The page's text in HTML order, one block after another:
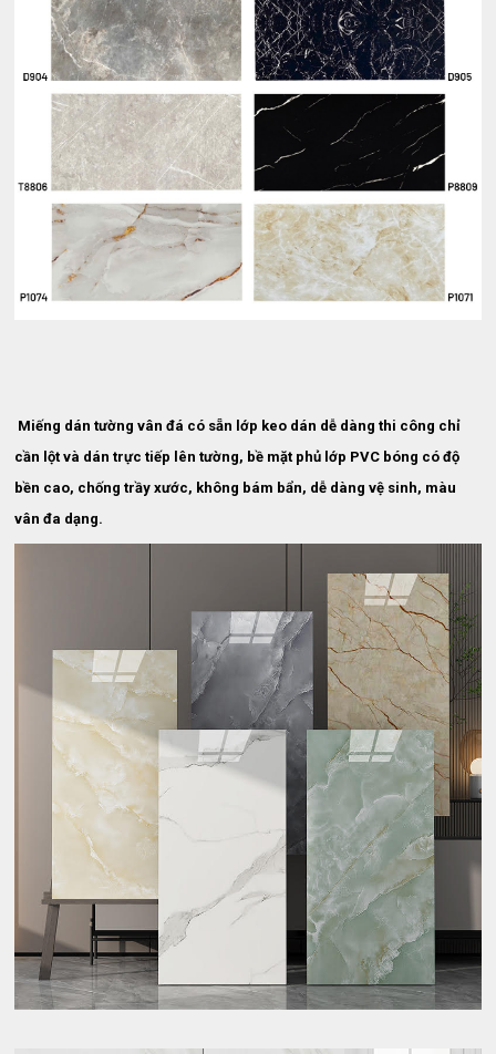
Miếng dán tường vân đá có sẵn lớp keo dán dễ dàng thi công chỉ
cần lột và dán trực tiếp lên tường, bề mặt phủ lớp PVC bóng có độ
bền cao, chống trầy xước, không bám bẩn, dễ dàng vệ sinh, màu
vân đa dạng.